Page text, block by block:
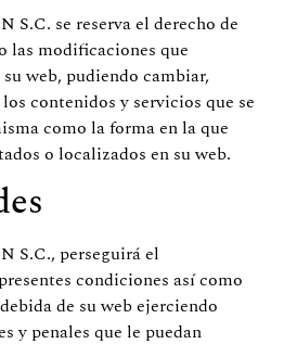
S.C. se reserva el derecho de
las modificaciones que
web, pudiendo cambiar,
contenidos y servicios que se
como la forma en la que
o localizados en su web.
S.C., perseguirá el
condiciones así como
de su web ejerciendo
y penales que le puedan